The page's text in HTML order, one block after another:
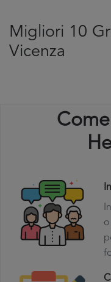
Migliori 10
Vicenza